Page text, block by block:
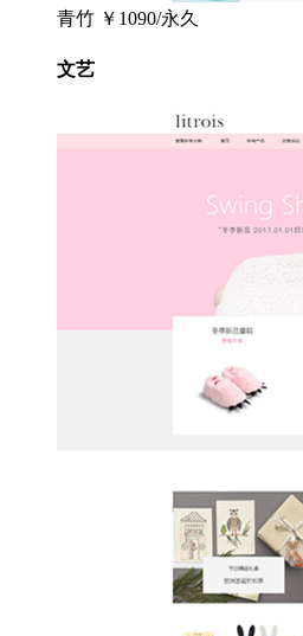
青竹 ￥1090/永久
文艺